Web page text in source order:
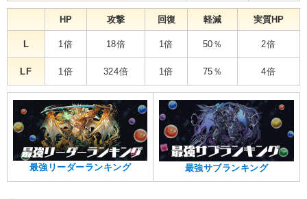
HP 攻撃 回復 軽減 実質HP
L 1倍 18倍 1倍 50％ 2倍
LF 1倍 324倍 1倍 75％ 4倍
最強リーダーランキング 最強サブランキング